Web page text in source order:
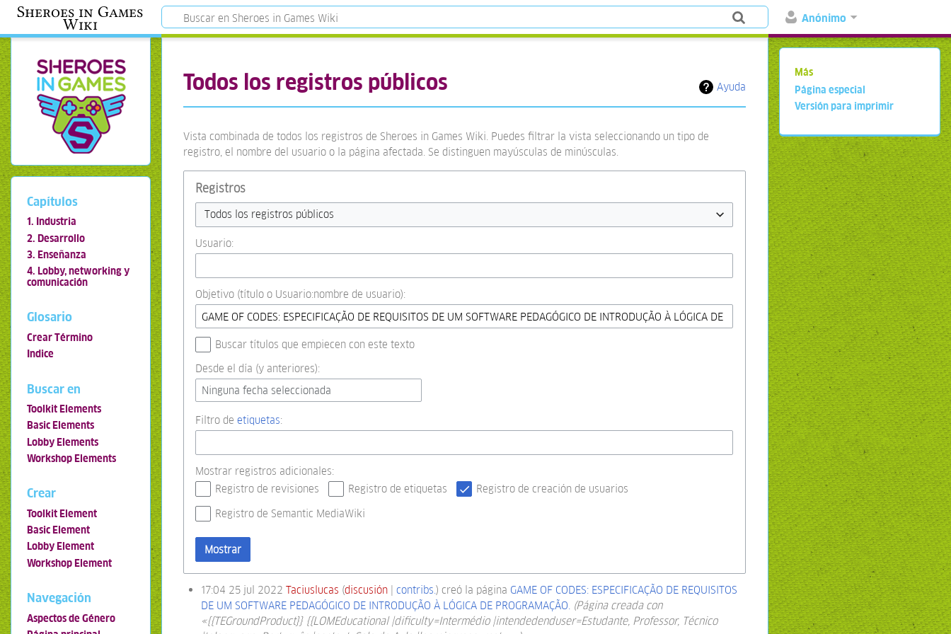
Anónimo
Sheroes in Games
Wiki
Ayuda
Todos los registros públicos
Vista combinada de todos los registros de Sheroes in Games Wiki. Puedes filtrar la vista seleccionando un tipo de
registro, el nombre del usuario o la página afectada. Se distinguen mayúsculas de minúsculas.
Registros
Todos los registros públicos
Usuario:
Objetivo (título o Usuario:nombre de usuario):
Buscar títulos que empiecen con este texto
Desde el día (y anteriores):
Ninguna fecha seleccionada
Filtro deetiquetas:
Mostrar registros adicionales:
Registro de revisiones
Registro de etiquetas
Registro de creación de usuarios
Registro de Semantic MediaWiki
Mostrar
17:04 25 jul 2022 Taciuslucas discusión contribs. creó la página GAME OF CODES: ESPECIFICAÇÃO DE REQUISITOS
DE UM SOFTWARE PEDAGÓGICO DE INTRODUÇÃO À LÓGICA DE PROGRAMAÇÃO. (Página creada con
«{{TEGroundProduct}} {{LOMEducational |dificulty=Intermédio |intendedenduser=Estudante, Professor, Técnico
Capítulos
1. Industria
2. Desarrollo
3. Enseñanza
4. Lobby, networking y
comunicación
Glosario
Crear Término
Indice
Buscar en
Toolkit Elements
Basic Elements
Lobby Elements
Workshop Elements
Crear
Toolkit Element
Basic Element
Lobby Element
Workshop Element
Navegación
Aspectos de Género
Más
Página especial
Versión para imprimir